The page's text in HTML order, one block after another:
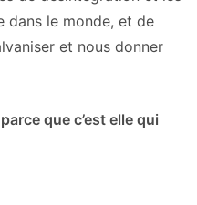
dans le monde, et de
et nous donner
que c’est elle qui